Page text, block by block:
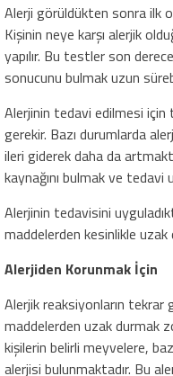
Alerji görüldükten sonra ilk
Kişinin neye karşı alerjik
yapılır. Bu testler son
sonucunu bulmak uzun
Alerjinin tedavi edilmesi için
gerekir. Bazı durumlarda
ileri giderek daha da
kaynağını bulmak ve
Alerjinin tedavisini
maddelerden kesinlikle uzak
Alerjiden Korunmak İçin
Alerjik reaksiyonların tekrar
maddelerden uzak durmak
kişilerin belirli meyvelere,
alerjisi bulunmaktadır. Bu